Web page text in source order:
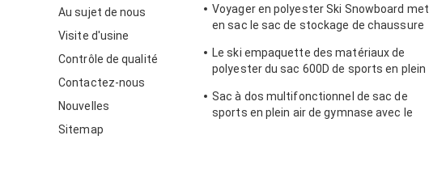
Au sujet de nous
Visite d'usine
Contrôle de qualité
Contactez-nous
Nouvelles
Sitemap
Voyager en polyester Ski Snowboard met
en sac le sac de stockage de chaussure
Le ski empaquette des matériaux de
polyester du sac 600D de sports en plein
Sac à dos multifonctionnel de sac de
sports en plein air de gymnase avec le